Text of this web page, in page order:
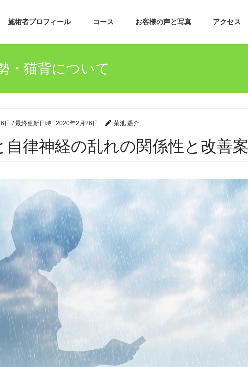
施術者プロフィール コース お客様の声と写真 アクセス
・猫背について
日 / 最終更新日時 : 2020年2月26日 菊池 遥介
自律神経の乱れの関係性と改善案